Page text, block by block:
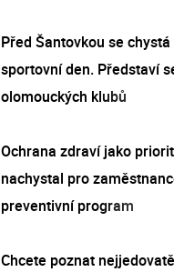
Před Šantovkou se
sportovní den. Představí
olomouckých klubů
Ochrana zdraví jako
nachystal pro
preventivní program
Chcete poznat